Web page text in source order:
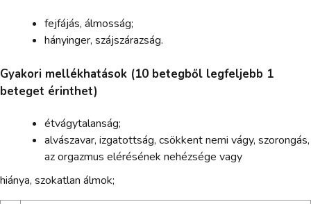
fejfájás, álmosság;
hányinger, szájszárazság.
Gyakori mellékhatások (10 betegből legfeljebb 1
beteget érinthet)
étvágytalanság;
alvászavar, izgatottság, csökkent nemi vágy, szorongás,
az orgazmus elérésének nehézsége vagy
hiánya, szokatlan álmok;